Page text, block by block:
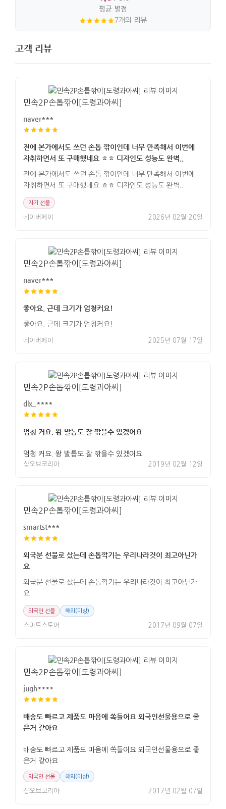
평균 별점
7개의 리뷰
고객 리뷰
민속2P손톱깎이[도령과아씨]
naver***
전에 본가에서도 쓰던 손톱 깎이인데 너무 만족해서 이번에
자취하면서 또 구매했네요 ㅎㅎ 디자인도 성능도 완벽..
전에 본가에서도 쓰던 손톱 깎이인데 너무 만족해서 이번에
자취하면서 또 구매했네요 ㅎㅎ 디자인도 성능도 완벽..
자기 선물
네이버페이 2026년 02월 20일
민속2P손톱깎이[도령과아씨]
naver***
좋아요. 근데 크기가 엄청커요!
좋아요. 근데 크기가 엄청커요!
네이버페이 2025년 07월 17일
민속2P손톱깎이[도령과아씨]
dlx_****
엄청 커요. 왕 발톱도 잘 깎을수 있겠어요
엄청 커요. 왕 발톱도 잘 깎을수 있겠어요
샵오브코리아 2019년 02월 12일
민속2P손톱깎이[도령과아씨]
smartst***
외국분 선물로 샀는데 손톱깍기는 우리나라것이 최고아닌가
요
외국분 선물로 샀는데 손톱깍기는 우리나라것이 최고아닌가
요
외국인 선물 해외(미상)
스마트스토어 2017년 09월 07일
민속2P손톱깎이[도령과아씨]
jugh****
배송도 빠르고 제품도 마음에 쏙들어요 외국인선물용으로 좋
은거 같아요
배송도 빠르고 제품도 마음에 쏙들어요 외국인선물용으로 좋
은거 같아요
외국인 선물 해외(미상)
샵오브코리아 2017년 02월 07일